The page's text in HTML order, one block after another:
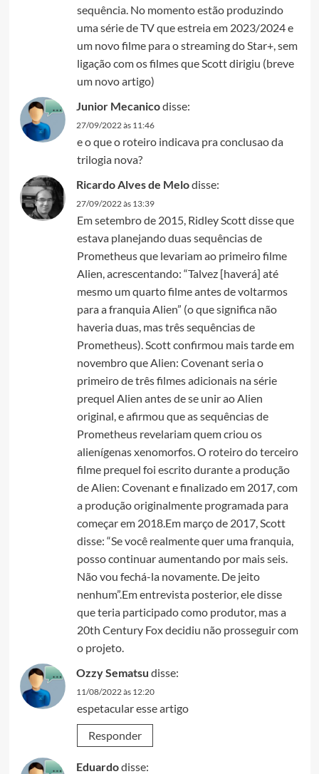
sequência. No momento estão produzindo
uma série de TV que estreia em 2023/2024 e
um novo filme para o streaming do Star+, sem
ligação com os filmes que Scott dirigiu (breve
um novo artigo)
Junior Mecanicodisse:
27/09/2022 às 11:46
e o que o roteiro indicava pra conclusao da
trilogia nova?
Ricardo Alves de Melodisse:
27/09/2022 às 13:39
Em setembro de 2015, Ridley Scott disse que
estava planejando duas sequências de
Prometheus que levariam ao primeiro filme
Alien, acrescentando: “Talvez [haverá] até
mesmo um quarto filme antes de voltarmos
para a franquia Alien” (o que significa não
haveria duas, mas três sequências de
Prometheus). Scott confirmou mais tarde em
novembro que Alien: Covenant seria o
primeiro de três filmes adicionais na série
prequel Alien antes de se unir ao Alien
original, e afirmou que as sequências de
Prometheus revelariam quem criou os
alienígenas xenomorfos. O roteiro do terceiro
filme prequel foi escrito durante a produção
de Alien: Covenant e finalizado em 2017, com
a produção originalmente programada para
começar em 2018.Em março de 2017, Scott
disse: “Se você realmente quer uma franquia,
posso continuar aumentando por mais seis.
Não vou fechá-la novamente. De jeito
nenhum”.Em entrevista posterior, ele disse
que teria participado como produtor, mas a
20th Century Fox decidiu não prosseguir com
o projeto.
Ozzy Sematsu disse:
11/08/2022 às 12:20
espetacular esse artigo
Responder
Eduardodisse: